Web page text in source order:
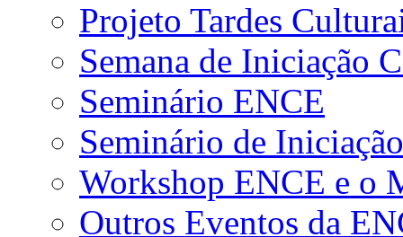
Projeto Tardes
Semana de Iniciação
Seminário ENCE
Seminário de
Workshop ENCE e o
Outros Eventos da